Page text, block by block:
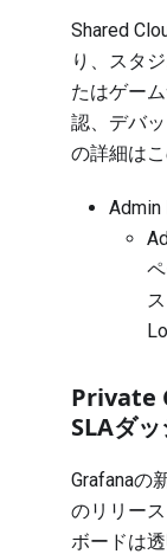
Shared
り、スタ
たはゲー
認、デバ
の詳細は
Admin
Private
SLAダ
Grafanaの
のリリー
ボードは